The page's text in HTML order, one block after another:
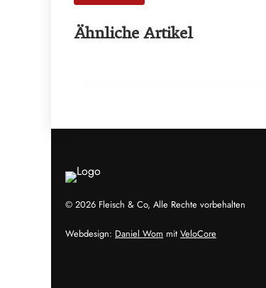
Ähnliche Artikel
65 Millionen Euro Umsatz in der
© 2026 Fleisch & Co, Alle Rechte vorbehalten
Webdesign: Daniel Wom mit VeloCore